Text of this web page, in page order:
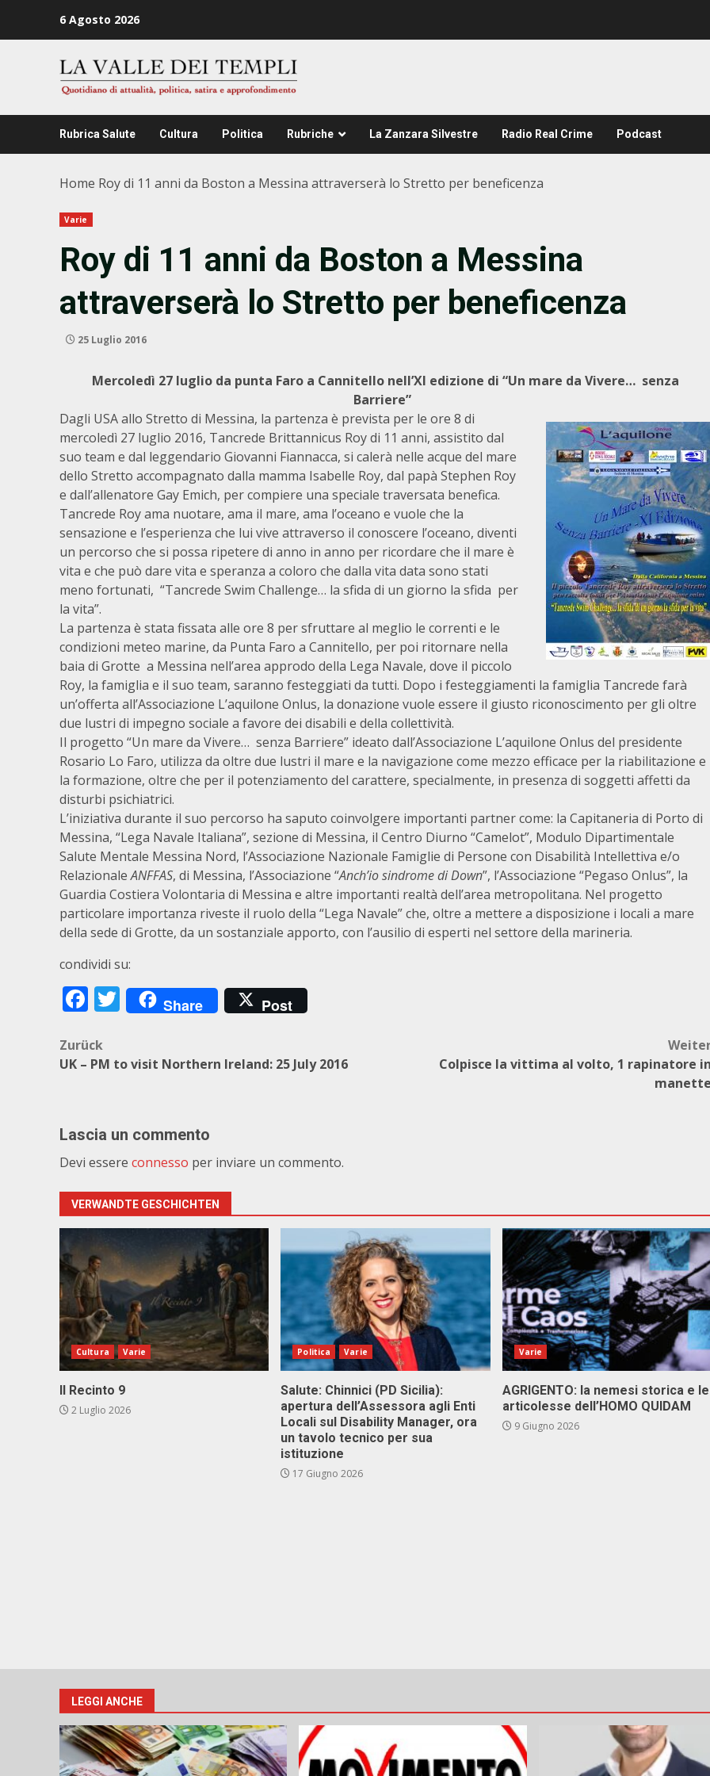
6 Agosto 2026
Rubrica Salute Cultura Politica Rubriche La Zanzara Silvestre Radio Real Crime Podcast
Home Roy di 11 anni da Boston a Messina attraverserà lo Stretto per beneficenza
Varie
Roy di 11 anni da Boston a Messina
attraverserà lo Stretto per beneficenza
25 Luglio 2016
Mercoledì 27 luglio da punta Faro a Cannitello nell’XI edizione di “Un mare da Vivere… senza
Barriere”
Dagli USA allo Stretto di Messina, la partenza è prevista per le ore 8 di
mercoledì 27 luglio 2016, Tancrede Brittannicus Roy di 11 anni, assistito dal
suo team e dal leggendario Giovanni Fiannacca, si calerà nelle acque del mare
dello Stretto accompagnato dalla mamma Isabelle Roy, dal papà Stephen Roy
e dall’allenatore Gay Emich, per compiere una speciale traversata benefica.
Tancrede Roy ama nuotare, ama il mare, ama l’oceano e vuole che la
sensazione e l’esperienza che lui vive attraverso il conoscere l’oceano, diventi
un percorso che si possa ripetere di anno in anno per ricordare che il mare è
vita e che può dare vita e speranza a coloro che dalla vita data sono stati
meno fortunati, “Tancrede Swim Challenge… la sfida di un giorno la sfida per
la vita”.
La partenza è stata fissata alle ore 8 per sfruttare al meglio le correnti e le
condizioni meteo marine, da Punta Faro a Cannitello, per poi ritornare nella
baia di Grotte a Messina nell’area approdo della Lega Navale, dove il piccolo
Roy, la famiglia e il suo team, saranno festeggiati da tutti. Dopo i festeggiamenti la famiglia Tancrede farà
un’offerta all’Associazione L’aquilone Onlus, la donazione vuole essere il giusto riconoscimento per gli oltre
due lustri di impegno sociale a favore dei disabili e della collettività.
Il progetto “Un mare da Vivere… senza Barriere” ideato dall’Associazione L’aquilone Onlus del presidente
Rosario Lo Faro, utilizza da oltre due lustri il mare e la navigazione come mezzo efficace per la riabilitazione e
la formazione, oltre che per il potenziamento del carattere, specialmente, in presenza di soggetti affetti da
disturbi psichiatrici.
L’iniziativa durante il suo percorso ha saputo coinvolgere importanti partner come: la Capitaneria di Porto di
Messina, “Lega Navale Italiana”, sezione di Messina, il Centro Diurno “Camelot”, Modulo Dipartimentale
Salute Mentale Messina Nord, l’Associazione Nazionale Famiglie di Persone con Disabilità Intellettiva e/o
RelazionaleANFFAS, di Messina, l’Associazione “Anch’io sindrome di Down”, l’Associazione “Pegaso Onlus”, la
Guardia Costiera Volontaria di Messina e altre importanti realtà dell’area metropolitana. Nel progetto
particolare importanza riveste il ruolo della “Lega Navale” che, oltre a mettere a disposizione i locali a mare
della sede di Grotte, da un sostanziale apporto, con l’ausilio di esperti nel settore della marineria.
condividi su:
Facebook
Twitter
Share Post
Beitragsnavigation
Zurück
UK – PM to visit Northern Ireland: 25 July 2016
Colpisce la vittima al volto, 1 rapinatore
Lascia un commento
Devi essere connesso per inviare un commento.
VERWANDTE GESCHICHTEN
Cultura Varie
Il Recinto 9
2 Luglio 2026
Politica Varie
Salute: Chinnici (PD Sicilia):
apertura dell’Assessora agli Enti
Locali sul Disability Manager, ora
un tavolo tecnico per sua
istituzione
17 Giugno 2026
Varie
AGRIGENTO: la nemesi storica e le
articolesse dell’HOMO QUIDAM
9 Giugno 2026
LEGGI ANCHE